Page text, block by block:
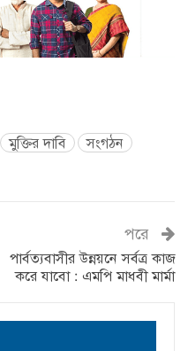
মুক্তির দাবি
সংগঠন
পরে
পার্বত্যবাসীর উন্নয়নে সর্বত্র কাজ
করে যাবো : এমপি মাধবী মার্মা